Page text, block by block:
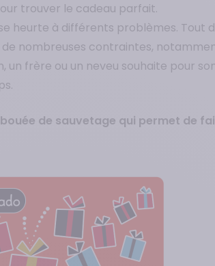
trouver le cadeau parfait.
heurte à différents problèmes. Tout
nombreuses contraintes,
un frère ou un neveu souhaite pour
de sauvetage qui permet de